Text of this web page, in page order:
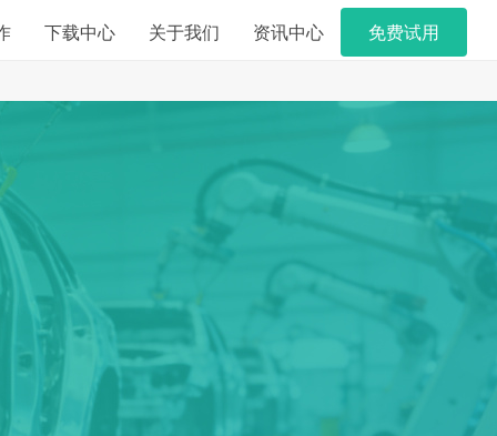
下载中心 关于我们 资讯中心 免费试用